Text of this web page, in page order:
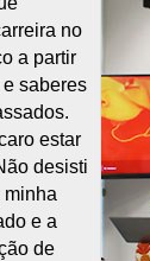
no
a partir
saberes
estar
desisti
minha
e a
de